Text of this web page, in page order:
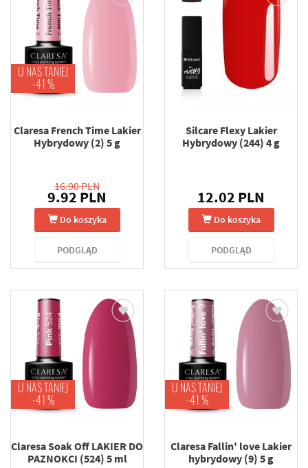
U NAS TANIEJ
-41 %
Claresa French Time Lakier
Hybrydowy (2) 5 g
16.90 PLN
9.92 PLN
Do koszyka
PODGLĄD
Silcare Flexy Lakier
Hybrydowy (244) 4 g
12.02 PLN
Do koszyka
PODGLĄD
U NAS TANIEJ
-41 %
Claresa Soak Off LAKIER DO
PAZNOKCI (524) 5 ml
U NAS TANIEJ
-41 %
Claresa Fallin' love Lakier
hybrydowy (9) 5 g